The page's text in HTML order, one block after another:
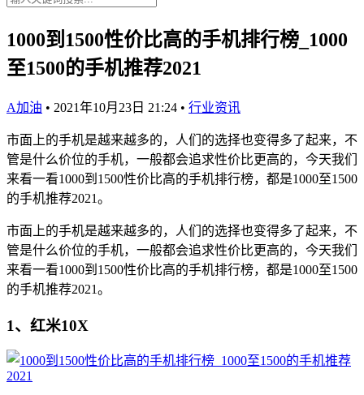
1000到1500性价比高的手机排行榜_1000
至1500的手机推荐2021
A加油 • 2021年10月23日 21:24 • 行业资讯
市面上的手机是越来越多的，人们的选择也变得多了起来，不
管是什么价位的手机，一般都会追求性价比更高的，今天我们
来看一看1000到1500性价比高的手机排行榜，都是1000至1500
的手机推荐2021。
市面上的手机是越来越多的，人们的选择也变得多了起来，不
管是什么价位的手机，一般都会追求性价比更高的，今天我们
来看一看1000到1500性价比高的手机排行榜，都是1000至1500
的手机推荐2021。
1、红米10X